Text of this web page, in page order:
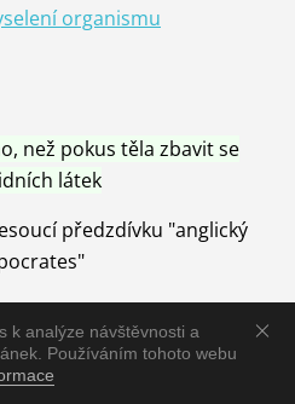
k analýze návštěvnosti a
Používáním tohoto webu
organismu
než pokus těla zbavit se
látek
předzdívku "anglický
Přírody, neutralizací a